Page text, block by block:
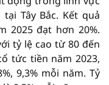
Tây Bắc. Kết quả
2025 đạt hơn 20%.
tỷ lệ cao từ 80 đến
tức tiền năm 2023,
9,3% mỗi năm. Tỷ